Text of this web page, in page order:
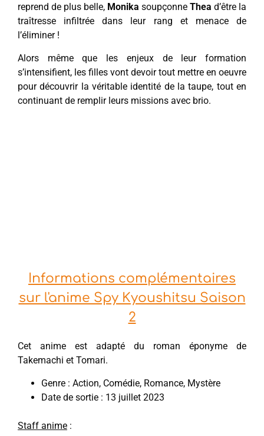
reprend de plus belle, Monika soupçonne Thea d’être la
traîtresse infiltrée dans leur rang et menace de
l’éliminer !
Alors même que les enjeux de leur formation
s’intensifient, les filles vont devoir tout mettre en oeuvre
pour découvrir la véritable identité de la taupe, tout en
continuant de remplir leurs missions avec brio.
Informations complémentaires
sur l'anime Spy Kyoushitsu Saison
2
Cet anime est adapté du roman éponyme de
Takemachi et Tomari.
Genre : Action, Comédie, Romance, Mystère
Date de sortie : 13 juillet 2023
Staff anime :